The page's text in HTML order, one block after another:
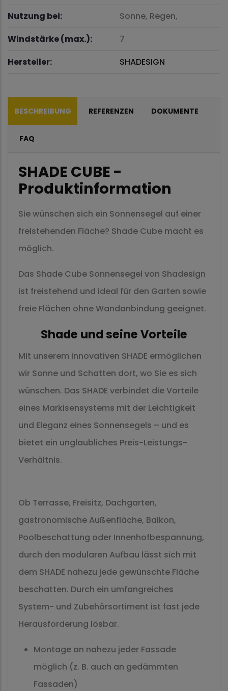
Nutzung bei:
Sonne, Regen,
Windstärke (max.):
7
Hersteller:
SHADESIGN
BESCHREIBUNG REFERENZEN DOKUMENTE
FAQ
SHADE CUBE -
Produktinformation
Sie wünschen sich ein Sonnensegel auf einer
freistehenden Fläche? Shade Cube macht es
möglich.
Das Shade Cube Sonnensegel von Shadesign
ist freistehend und ideal für den Garten sowie
freie Flächen ohne Wandanbindung geeignet.
Shade und seine Vorteile
Mit unserem innovativen SHADE ermöglichen
wir Sonne und Schatten dort, wo Sie es sich
wünschen. Das SHADE verbindet die Vorteile
eines Markisensystems mit der Leichtigkeit
und Eleganz eines Sonnensegels – und es
bietet ein unglaubliches Preis-Leistungs-
Verhältnis.
Ob Terrasse, Freisitz, Dachgarten,
gastronomische Außenfläche, Balkon,
Poolbeschattung oder Innenhofbespannung,
durch den modularen Aufbau lässt sich mit
dem SHADE nahezu jede gewünschte Fläche
beschatten. Durch ein umfangreiches
System- und Zubehörsortiment ist fast jede
Herausforderung lösbar.
Montage an nahezu jeder Fassade
möglich (z. B. auch an gedämmten
Fassaden)